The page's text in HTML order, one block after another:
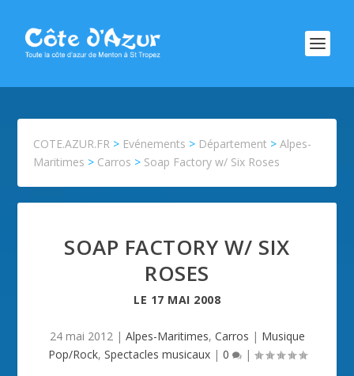
COTE.AZUR.FR > Evénements > Département >Alpes-
Maritimes > Carros > Soap Factory w/ Six Roses
SOAP FACTORY W/ SIX
ROSES
LE 17 MAI 2008
24 mai 2012| Alpes-Maritimes, Carros | Musique
Pop/Rock, Spectacles musicaux| 0 |